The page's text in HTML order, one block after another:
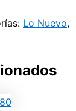
Lo Nuevo,